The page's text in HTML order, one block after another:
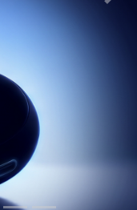
Next